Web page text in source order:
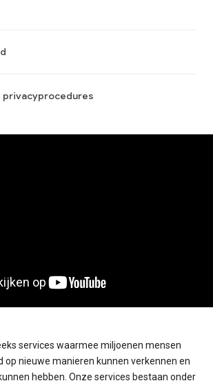
services waarmee miljoenen mensen
op nieuwe manieren kunnen verkennen en
hebben. Onze services bestaan onder